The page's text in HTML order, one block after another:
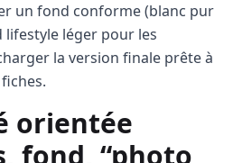
un fond conforme (blanc pur
léger pour les
la version finale prête à
orientée
fond, “photo